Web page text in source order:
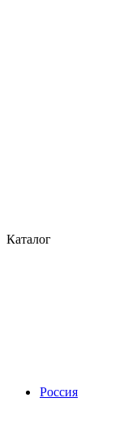
Каталог
Россия